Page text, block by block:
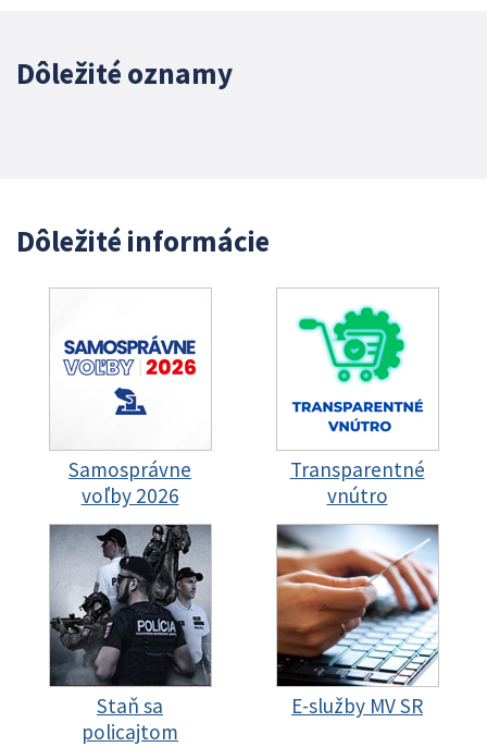
Dôležité oznamy
Dôležité informácie
Samosprávne
voľby 2026
Transparentné
vnútro
Staň sa
policajtom
E-služby MV SR